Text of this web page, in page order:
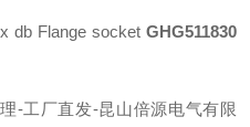
db Flange socket GHG511830
-工厂直发-昆山倍源电气有限